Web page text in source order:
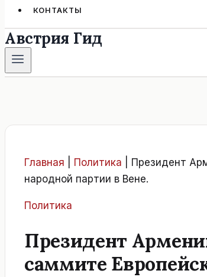
КОНТАКТЫ
Австрия Гид
Главная Политика
Президент
народной партии в Вене.
Политика
Президент
саммите